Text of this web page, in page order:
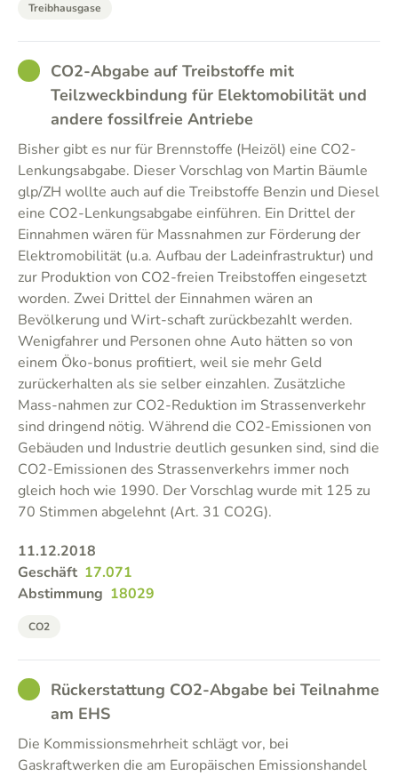
Treibhausgase
GOODCO2-Abgabe auf Treibstoffe mit
Teilzweckbindung für Elektomobilität und
andere fossilfreie Antriebe
Bisher gibt es nur für Brennstoffe (Heizöl) eine CO2-
Lenkungsabgabe. Dieser Vorschlag von Martin Bäumle
glp/ZH wollte auch auf die Treibstoffe Benzin und Diesel
eine CO2-Lenkungsabgabe einführen. Ein Drittel der
Einnahmen wären für Massnahmen zur Förderung der
Elektromobilität (u.a. Aufbau der Ladeinfrastruktur) und
zur Produktion von CO2-freien Treibstoffen eingesetzt
worden. Zwei Drittel der Einnahmen wären an
Bevölkerung und Wirt-schaft zurückbezahlt werden.
Wenigfahrer und Personen ohne Auto hätten so von
einem Öko-bonus profitiert, weil sie mehr Geld
zurückerhalten als sie selber einzahlen. Zusätzliche
Mass-nahmen zur CO2-Reduktion im Strassenverkehr
sind dringend nötig. Während die CO2-Emissionen von
Gebäuden und Industrie deutlich gesunken sind, sind die
CO2-Emissionen des Strassenverkehrs immer noch
gleich hoch wie 1990. Der Vorschlag wurde mit 125 zu
70 Stimmen abgelehnt (Art. 31 CO2G).
11.12.2018
Geschäft 17.071
Abstimmung 18029
CO2
GOODRückerstattung CO2-Abgabe bei Teilnahme
am EHS
Die Kommissionsmehrheit schlägt vor, bei
Gaskraftwerken die am Europäischen Emissionshandel